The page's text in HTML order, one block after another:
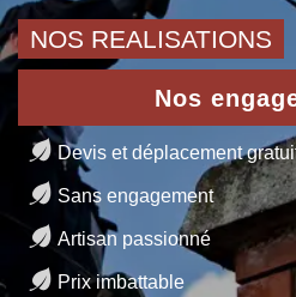
NOS REALISATIONS
Nos
Devis et déplacement
Sans engagement
Artisan passionné
Prix imbattable